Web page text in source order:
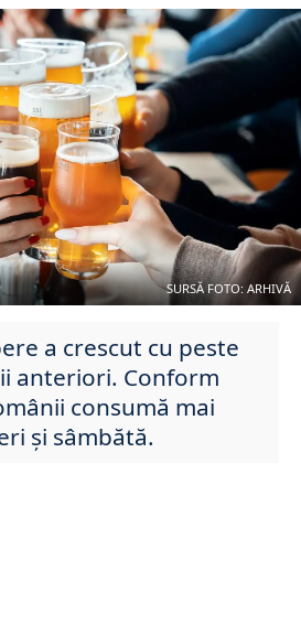
SURSĂ FOTO: ARHIVĂ
a crescut cu peste
anteriori. Conform
consumă mai
și sâmbătă.